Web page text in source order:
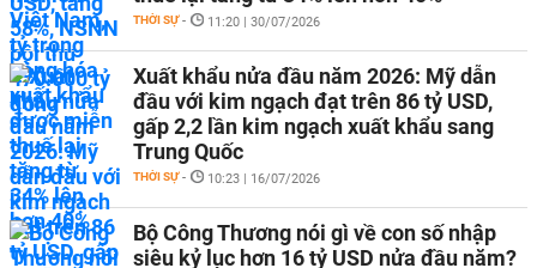
THỜI SỰ - 11:20 | 30/07/2026
Xuất khẩu nửa đầu năm 2026: Mỹ dẫn
đầu với kim ngạch đạt trên 86 tỷ USD,
gấp 2,2 lần kim ngạch xuất khẩu sang
Trung Quốc
THỜI SỰ - 10:23 | 16/07/2026
Bộ Công Thương nói gì về con số nhập
siêu kỷ lục hơn 16 tỷ USD nửa đầu năm?